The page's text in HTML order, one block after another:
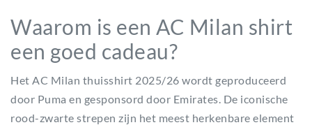
Waarom is een AC Milan shirt
een goed cadeau?
Het AC Milan thuisshirt 2025/26 wordt geproduceerd
door Puma en gesponsord door Emirates. De iconische
rood-zwarte strepen zijn het meest herkenbare element